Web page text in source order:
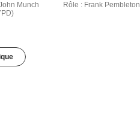
Munch
Rôle : Frank Pembleton